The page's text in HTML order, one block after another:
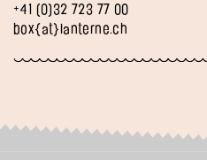
+41 (0)32 723 77 00
box{at}lanterne.ch